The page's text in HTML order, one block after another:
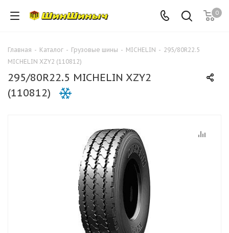
0
Главная - Каталог - Грузовые шины - MICHELIN - 295/80R22.5
MICHELIN XZY2 (110812)
295/80R22.5 MICHELIN XZY2
(110812)